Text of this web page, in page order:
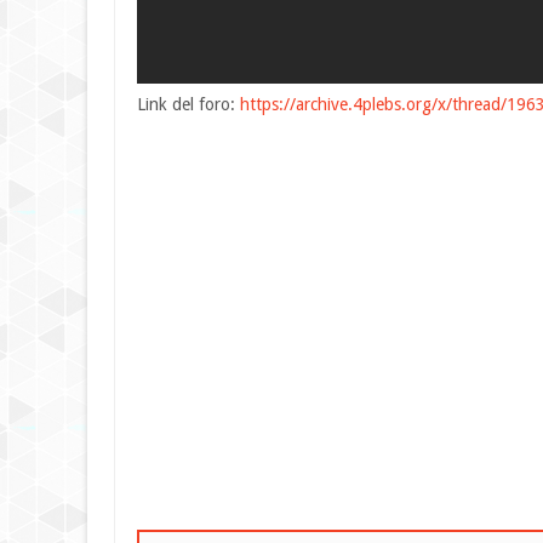
Link del foro: https://archive.4plebs.org/x/thread/